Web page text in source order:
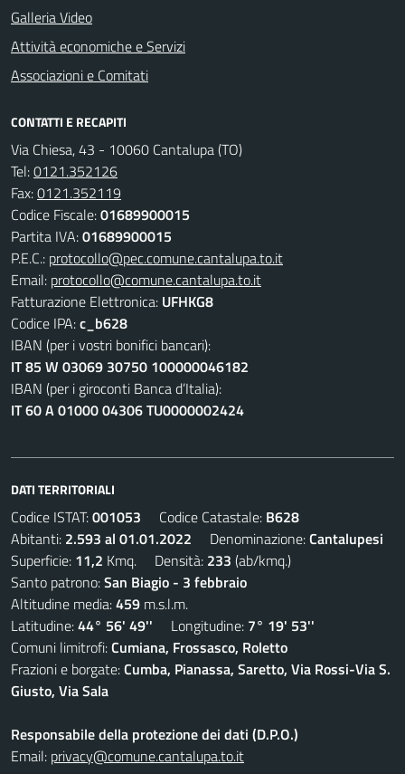
Galleria Video
Attività economiche e Servizi
Associazioni e Comitati
CONTATTI E RECAPITI
Via Chiesa, 43 - 10060 Cantalupa (TO)
Tel:0121.352126
Fax:0121.352119
Codice Fiscale:01689900015
Partita IVA:01689900015
P.E.C.: protocollo@pec.comune.cantalupa.to.it
Email: protocollo@comune.cantalupa.to.it
Fatturazione Elettronica: UFHKG8
Codice IPA:c_b628
IBAN (per i vostri bonifici bancari):
IT 85 W 03069 30750 100000046182
IBAN (per i giroconti Banca d’Italia):
IT 60 A 01000 04306 TU0000002424
DATI TERRITORIALI
Codice ISTAT:001053 Codice Catastale: B628
Abitanti: 2.593 al 01.01.2022 Denominazione:Cantalupesi
Superficie: 11,2 Kmq. Densità: 233 (ab/kmq.)
Santo patrono:San Biagio - 3 febbraio
Altitudine media:459 m.s.l.m.
Latitudine:44° 56' 49'' Longitudine: 7° 19' 53''
Comuni limitrofi:Cumiana, Frossasco, Roletto
Frazioni e borgate:Cumba, Pianassa, Saretto, Via Rossi-Via S.
Giusto, Via Sala
Responsabile della protezione dei dati (D.P.O.)
Email: privacy@comune.cantalupa.to.it